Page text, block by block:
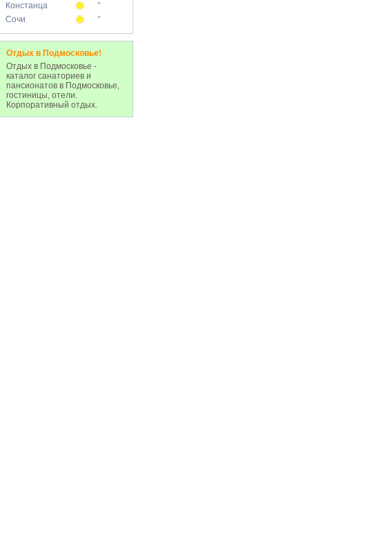
Констанца
°
Сочи
°
Отдых в Подмосковье!
Отдых в Подмосковье -
каталог санаториев и
пансионатов в Подмосковье,
гостиницы, отели.
Корпоративный отдых.